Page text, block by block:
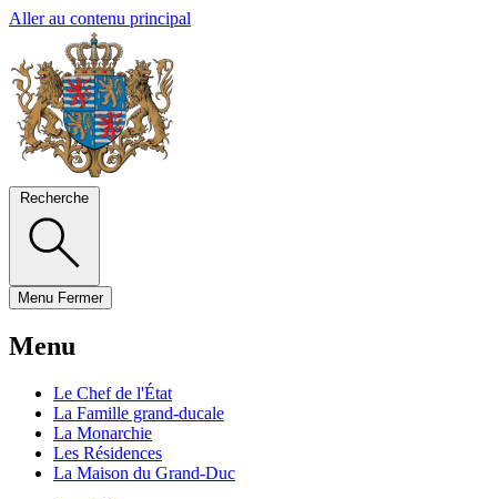
Aller au contenu principal
Recherche
Menu Fermer
Menu
Le Chef de l'État
La Famille grand-ducale
La Monarchie
Les Résidences
La Maison du Grand-Duc